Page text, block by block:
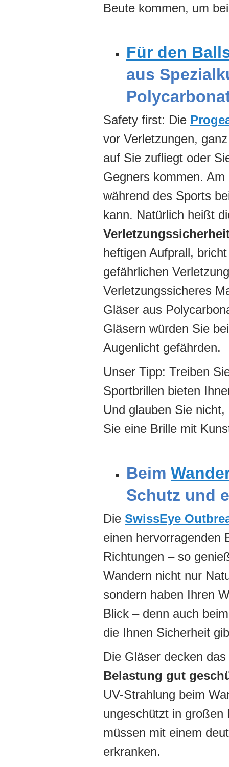
Beute kommen, um
Für den
aus
Safety first: Die
vor Verletzungen,
auf Sie zufliegt oder
Gegners kommen.
während des Sports
kann. Natürlich heißt
heftigen Aufprall,
gefährlichen
Verletzungssicheres
Gläser aus
Gläsern würden Sie
Augenlicht gefährden.
Unser Tipp: Treiben
Sportbrillen bieten
Und glauben Sie
Sie eine Brille mit
Beim
Schutz und
Die SwissEye
einen hervorragenden
Richtungen – so
Wandern nicht nur
sondern haben Ihren
Blick – denn auch
die Ihnen Sicherheit
Die Gläser decken
Belastung gut
UV-Strahlung beim
ungeschützt in großen
müssen mit einem
erkranken.